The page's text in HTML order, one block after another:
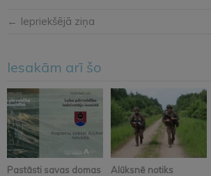
← Iepriekšējā ziņa
Iesakām arī šo
Pastāsti savas domas
Alūksnē notiks